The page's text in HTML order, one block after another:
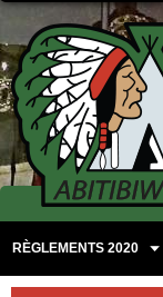
RÈGLEMENTS 2020